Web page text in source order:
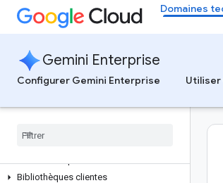
Domaines
Gemini Enterprise
Configurer Gemini Enterprise
Utiliser
référence
Bibliothèques clientes